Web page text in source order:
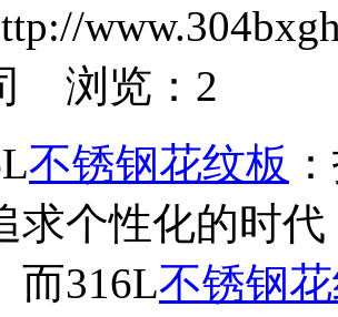
浏览： 2
不锈钢花纹板
求个性化的时
而316L不锈钢